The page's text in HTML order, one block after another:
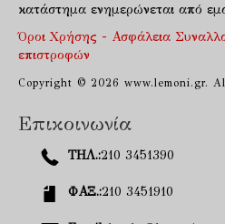
κατάστημα ενημερώνεται από
Όροι Χρήσης - Ασφάλεια
επιστροφών
Copyright © 2026 www.lemoni.gr.
Επικοινωνία
ΤΗΛ.:210 3451390
ΦΑΞ.:210 3451910